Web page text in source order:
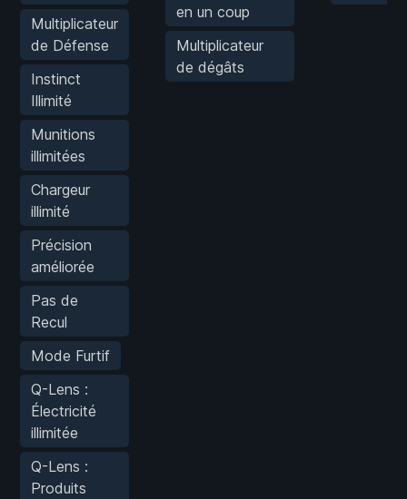
Multiplicateur
de Défense
Instinct
Illimité
Munitions
illimitées
Chargeur
illimité
Précision
améliorée
Pas de
Recul
Mode Furtif
Q-Lens :
Électricité
illimitée
Q-Lens :
Produits
en un coup
Multiplicateur
de dégâts